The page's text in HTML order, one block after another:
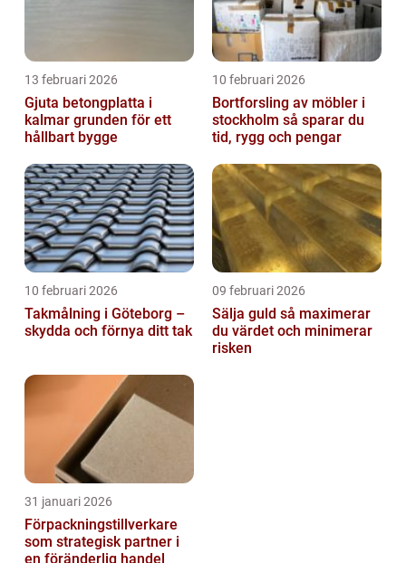
13 februari 2026
Gjuta betongplatta i
kalmar grunden för ett
hållbart bygge
10 februari 2026
Bortforsling av möbler i
stockholm så sparar du
tid, rygg och pengar
10 februari 2026
Takmålning i Göteborg –
skydda och förnya ditt tak
09 februari 2026
Sälja guld så maximerar
du värdet och minimerar
risken
31 januari 2026
Förpackningstillverkare
som strategisk partner i
en föränderlig handel